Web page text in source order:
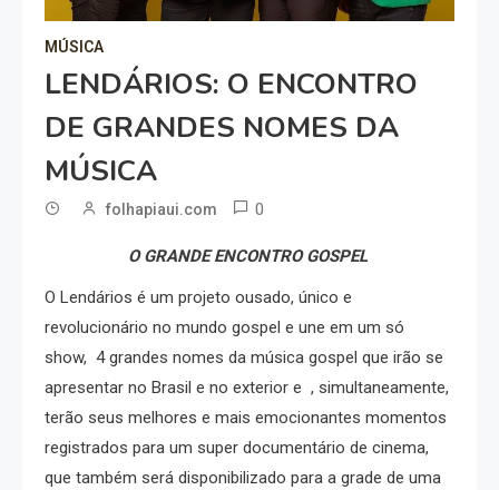
MÚSICA
LENDÁRIOS: O ENCONTRO
DE GRANDES NOMES DA
MÚSICA
folhapiaui.com 0
O GRANDE ENCONTRO GOSPEL
O Lendários é um projeto ousado, único e
revolucionário no mundo gospel e une em um só
show, 4 grandes nomes da música gospel que irão se
apresentar no Brasil e no exterior e , simultaneamente,
terão seus melhores e mais emocionantes momentos
registrados para um super documentário de cinema,
que também será disponibilizado para a grade de uma